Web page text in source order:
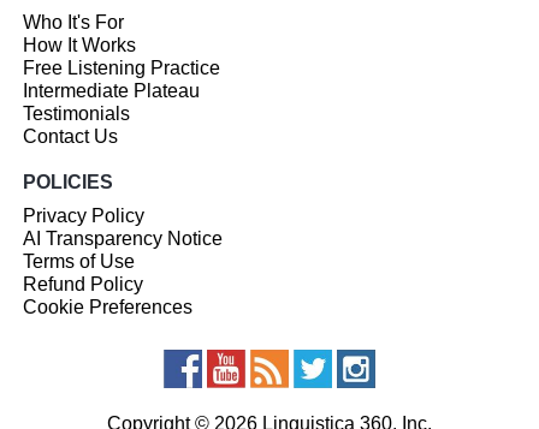
Who It's For
How It Works
Free Listening Practice
Intermediate Plateau
Testimonials
Contact Us
POLICIES
Privacy Policy
AI Transparency Notice
Terms of Use
Refund Policy
Cookie Preferences
Copyright © 2026 Linguistica 360, Inc.